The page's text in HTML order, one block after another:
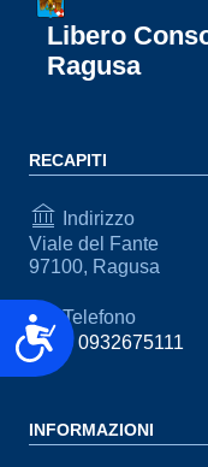
Accessibilità
Libero
Ragusa
RECAPITI
Indirizzo
Viale del Fante
97100, Ragusa
Telefono
(+39) 0932675111
INFORMAZIONI